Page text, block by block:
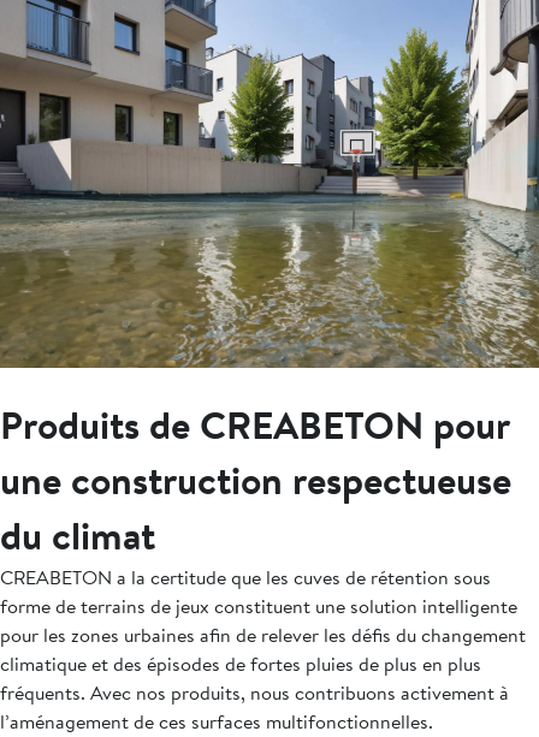
Produits de CREABETON pour
une construction respectueuse
du climat
CREABETON a la certitude que les cuves de rétention sous
forme de terrains de jeux constituent une solution intelligente
pour les zones urbaines afin de relever les défis du changement
climatique et des épisodes de fortes pluies de plus en plus
fréquents. Avec nos produits, nous contribuons activement à
l’aménagement de ces surfaces multifonctionnelles.